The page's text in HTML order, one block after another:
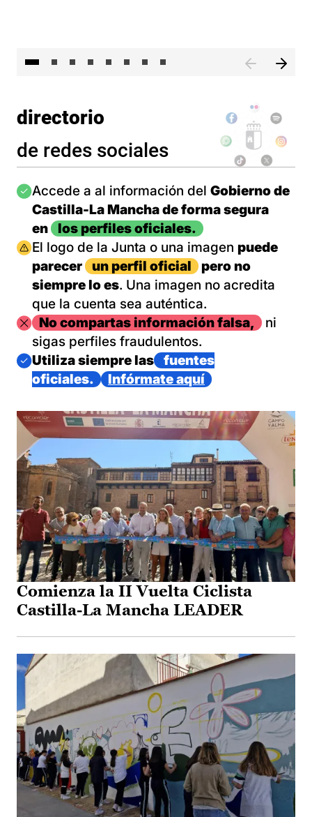
directorio
de redes sociales
Imagen
Accede a al información del Gobierno de
Castilla-La Mancha de forma segura
en
los perfiles oficiales.
Imagen
El logo de la Junta o una imagen puede
parecer
un perfil oficial
pero no
siempre lo es. Una imagen no acredita
que la cuenta sea auténtica.
ImagenNo compartas información falsa,
ni
sigas perfiles fraudulentos.
Imagen
Utiliza siempre las
fuentes
oficiales.
Infórmate aquí
Comienza la II Vuelta Ciclista
Castilla-La Mancha LEADER